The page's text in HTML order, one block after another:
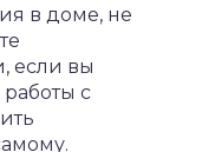
в доме, не
если вы
с